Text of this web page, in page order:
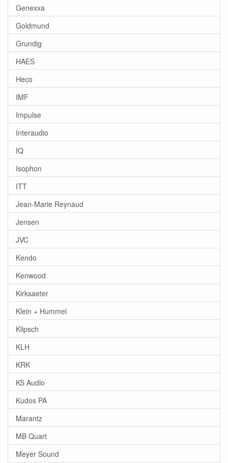
Genexxa
Goldmund
Grundig
HAES
Heco
IMF
Impulse
Interaudio
IQ
Isophon
ITT
Jean-Marie Reynaud
Jensen
JVC
Kendo
Kenwood
Kirksaeter
Klein + Hummel
Klipsch
KLH
KRK
KS Audio
Kudos PA
Marantz
MB Quart
Meyer Sound